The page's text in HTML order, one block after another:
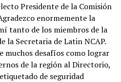
Presidente de la Comisión
enormemente la
tanto de los miembros de la
la Secretaria de Latin NCAP.
muchos desafíos como lograr
de la región al Directorio,
de seguridad